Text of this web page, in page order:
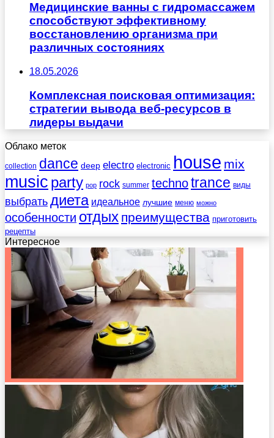
Медицинские ванны с гидромассажем
способствуют эффективному
восстановлению организма при
различных состояниях
18.05.2026
Комплексная поисковая оптимизация:
стратегии вывода веб-ресурсов в
лидеры выдачи
Облако меток
collection dance deep electro electronic house mix
music party pop rock summer technotrance виды
выбратьдиета идеальное лучшие меню можно
особенности отдых преимущества приготовить
рецепты
Интересное